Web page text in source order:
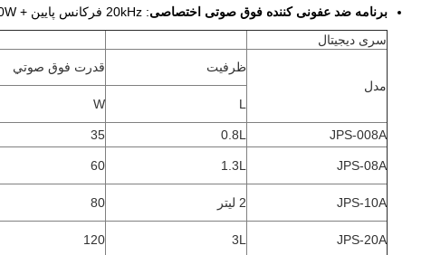
برنامه ضد عفونی کننده فوق صوتی اختصاصی: 20kHz فرکانس پایین + 400W قدرت می کشد
سری دیجیتال
مدل
ظرفیت قدرت فوق صوتي
L
W
JPS-008A
0.8L
35
JPS-08A
1.3L
60
JPS-10A
2 لیتر 80
JPS-20A
3L
120